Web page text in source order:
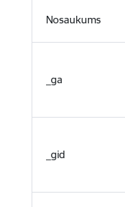
Nosaukums
_ga
_gid